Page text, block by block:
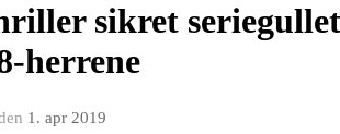
sikret seriegullet
herrene
1. apr 2019